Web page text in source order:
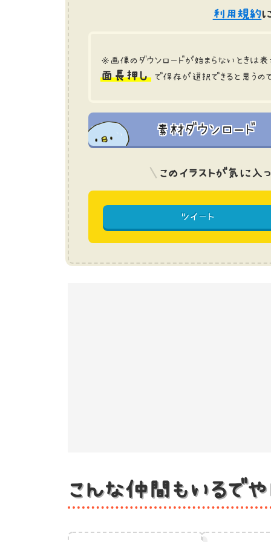
利用規約
※画像のダウンロードが始まらないときは
面長押し で保存が選択できると思うの
素材ダウンロード
このイラストが気に入
ツイート
こんな仲間もいるで